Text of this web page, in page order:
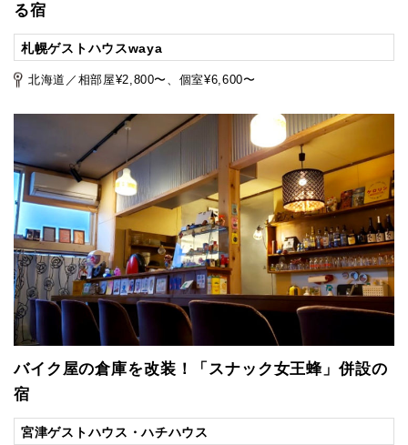
る宿
札幌ゲストハウスwaya
北海道／相部屋¥2,800〜、個室¥6,600〜
バイク屋の倉庫を改装！「スナック女王蜂」併設の
宿
宮津ゲストハウス・ハチハウス